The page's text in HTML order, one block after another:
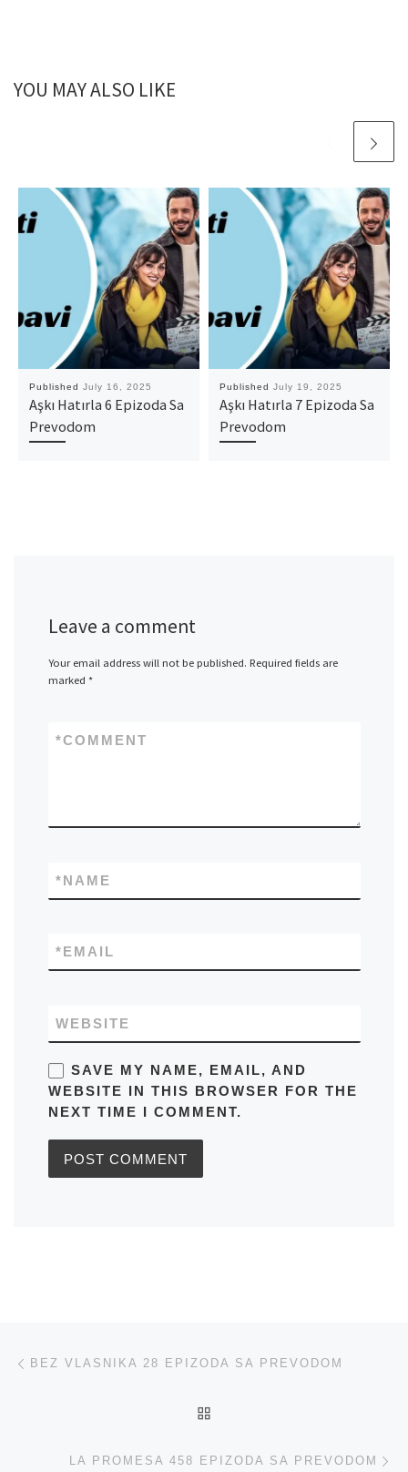
YOU MAY ALSO LIKE
Published July 16, 2025
Aşkı Hatırla 6 Epizoda Sa
Prevodom
Published July 19, 2025
Aşkı Hatırla 7 Epizoda Sa
Prevodom
Leave a comment
Your email address will not be published. Required fields are
marked *
COMMENT
*
NAME
*
EMAIL
*
WEBSITE
SAVE MY NAME, EMAIL, AND
WEBSITE IN THIS BROWSER FOR THE
NEXT TIME I COMMENT.
Post navigation
BEZ VLASNIKA 28 EPIZODA SA PREVODOM
LA PROMESA 458 EPIZODA SA PREVODOM